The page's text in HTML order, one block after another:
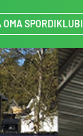
OMA SPORDIKLUBI